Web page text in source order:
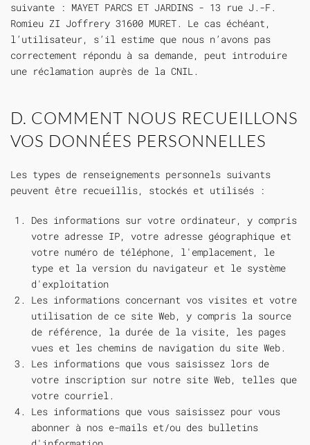
suivante : MAYET PARCS ET JARDINS - 13 rue J.-F.
Romieu ZI Joffrery 31600 MURET. Le cas échéant,
l’utilisateur, s’il estime que nous n’avons pas
correctement répondu à sa demande, peut introduire
une réclamation auprès de la CNIL.
D. COMMENT NOUS RECUEILLONS
VOS DONNÉES PERSONNELLES
Les types de renseignements personnels suivants
peuvent être recueillis, stockés et utilisés :
Des informations sur votre ordinateur, y compris
votre adresse IP, votre adresse géographique et
votre numéro de téléphone, l'emplacement, le
type et la version du navigateur et le système
d'exploitation
Les informations concernant vos visites et votre
utilisation de ce site Web, y compris la source
de référence, la durée de la visite, les pages
vues et les chemins de navigation du site Web.
Les informations que vous saisissez lors de
votre inscription sur notre site Web, telles que
votre courriel.
Les informations que vous saisissez pour vous
abonner à nos e-mails et/ou des bulletins